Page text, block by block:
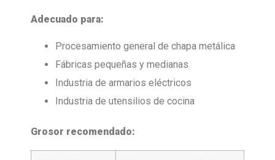
Adecuado para:
Procesamiento general de chapa metálica
Fábricas pequeñas y medianas
Industria de armarios eléctricos
Industria de utensilios de cocina
Grosor recomendado: